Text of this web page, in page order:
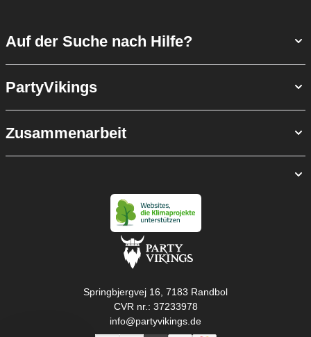
Auf der Suche nach Hilfe?
PartyVikings
Zusammenarbeit
Springbjergvej 16, 7183 Randbol
CVR nr.: 37233978
info@partyvikings.de